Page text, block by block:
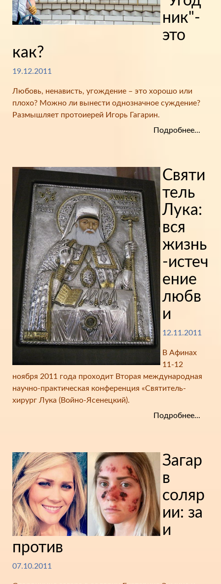
ник"-
это
как?
19.12.2011
Любовь, ненависть, угождение – это хорошо или
плохо? Можно ли вынести однозначное суждение?
Размышляет протоиерей Игорь Гагарин.
Подробнее...
Святи
тель
Лука:
вся
жизнь
-истеч
ение
любв
и
12.11.2011
В Афинах
11-12
ноября 2011 года проходит Вторая международная
научно-практическая конференция «Святитель-
хирург Лука (Войно-Ясенецкий).
Подробнее...
Загар
в
соляр
ии: за
и
против
07.10.2011